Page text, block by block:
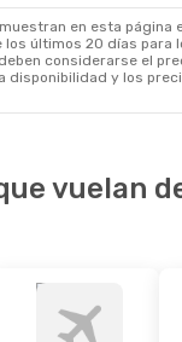
en esta página
los últimos 20 días para
considerarse el
disponibilidad y los
vuelan